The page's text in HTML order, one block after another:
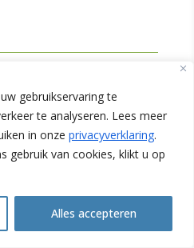
gebruikservaring te
te analyseren. Lees meer
in onze privacyverklaring.
gebruik van cookies, klikt u op
Alles accepteren
Open